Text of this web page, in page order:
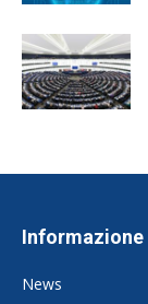
Informazione
News